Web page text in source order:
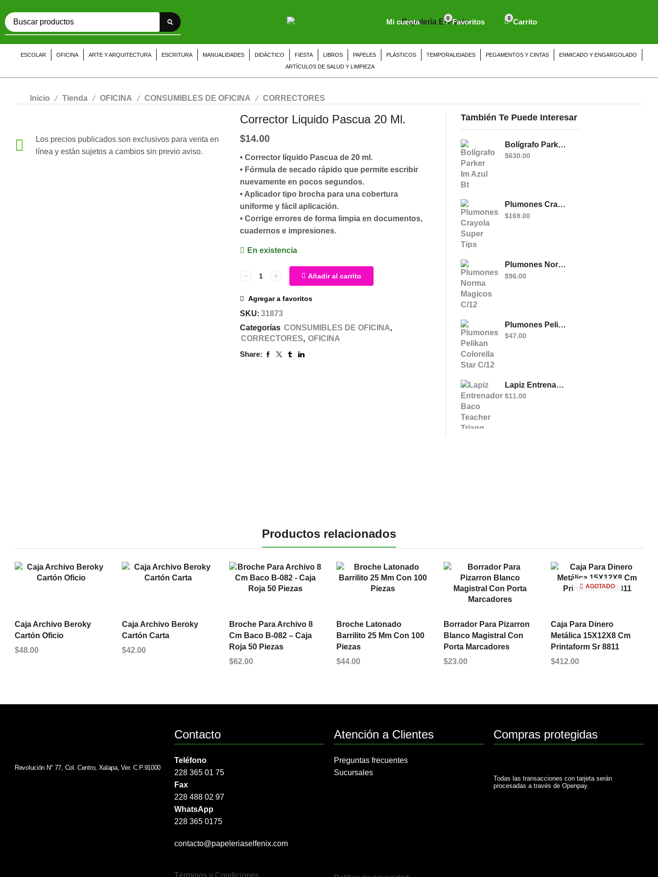
Mi cuenta 0 Favoritos 0 Carrito
ESCOLAR OFICINA ARTE Y ARQUITECTURA ESCRITURA MANUALIDADES DIDÁCTICO FIESTA LIBROS PAPELES PLÁSTICOS TEMPORALIDADES PEGAMENTOS Y CINTAS
ENMICADO Y ENGARGOLADO
ARTÍCULOS DE SALUD Y LIMPIEZA
Inicio / Tienda / OFICINA / CONSUMIBLES DE OFICINA / CORRECTORES
Los precios publicados son exclusivos para venta en
línea y están sujetos a cambios sin previo aviso.
Corrector Liquido Pascua 20 Ml.
$14.00
• Corrector líquido Pascua de 20 ml.
• Fórmula de secado rápido que permite escribir
nuevamente en pocos segundos.
• Aplicador tipo brocha para una cobertura
uniforme y fácil aplicación.
• Corrige errores de forma limpia en documentos,
cuadernos e impresiones.
En existencia
Añadir al carrito
Agregar a favoritos
SKU: 31873
Categorías CONSUMIBLES DE OFICINA,
CORRECTORES, OFICINA
Share:
También Te Puede Interesar
Bolígrafo Parker Im Azul Bt
$630.00
Plumones Crayola Super Tips C/20 Delgados Lav
$169.00
Plumones Norma Magicos C/12
$96.00
Plumones Pelikan Colorella Star C/12
$47.00
Lapiz Entrenador Baco Teacher Triang Jumbo
$11.00
Productos relacionados
Caja Archivo Beroky
Cartón Oficio
$48.00
Caja Archivo Beroky
Cartón Carta
$42.00
Broche Para Archivo 8
Cm Baco B-082 – Caja
Roja 50 Piezas
$62.00
Broche Latonado
Barrilito 25 Mm Con 100
Piezas
$44.00
Borrador Para Pizarron
Blanco Magistral Con
Porta Marcadores
$23.00
AGOTADO
Caja Para Dinero
Metálica 15X12X8 Cm
Printaform Sr 8811
$412.00
Revolución N° 77, Col. Centro, Xalapa, Ver. C.P.91000
Contacto
Teléfono
228 365 01 75
Fax
228 488 02 97
WhatsApp
228 365 0175
contacto@papeleriaselfenix.com
Términos y Condiciones
Atención a Clientes
Preguntas frecuentes
Sucursales
Compras protegidas
Todas las transacciones con tarjeta serán
procesadas a través de Openpay.